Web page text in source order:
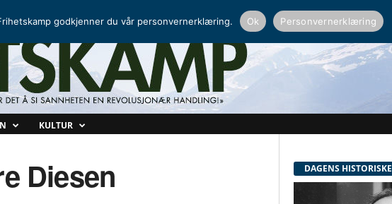
KULTUR
Diesen DAGENS HISTORISKE
godkjenner du vår personvernerklæring. Ok Personvernerklæring